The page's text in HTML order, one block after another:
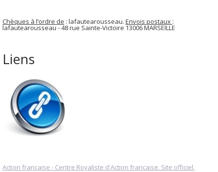
Chèques à l’ordre de : lafautearousseau. Envois postaux :
lafautearousseau - 48 rue Sainte-Victoire 13006 MARSEILLE
Liens
Action française - Centre Royaliste d'Action française. Site officiel.